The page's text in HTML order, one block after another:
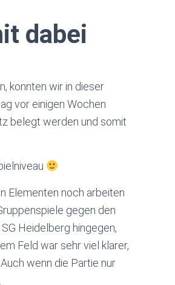
dabei
konnten wir in dieser
vor einigen Wochen
belegt werden und somit
Elementen noch arbeiten
gegen den
Heidelberg hingegen,
Feld war sehr viel klarer,
wenn die Partie nur